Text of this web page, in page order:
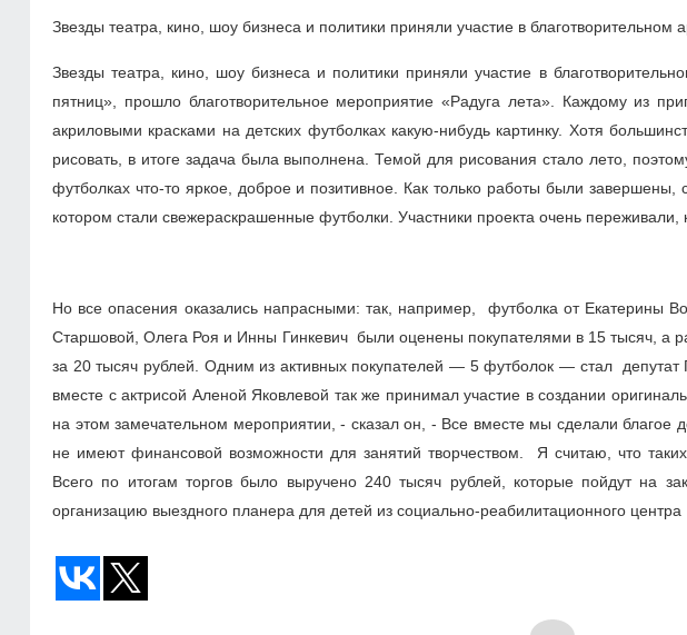
Звезды театра, кино, шоу бизнеса и политики приняли участие в благотворительном
Звезды театра, кино, шоу бизнеса и политики приняли участие в
пятниц», прошло благотворительное мероприятие «Радуга лета». Каждому из
акриловыми красками на детских футболках какую-нибудь картинку. Хотя
рисовать, в итоге задача была выполнена. Темой для рисования стало лето,
футболках что-то яркое, доброе и позитивное. Как только работы были завершены,
котором стали свежераскрашенные футболки. Участники проекта очень переживали,
Но все опасения оказались напрасными: так, например, футболка от Екатерины
Старшовой, Олега Роя и Инны Гинкевич были оценены покупателями в 15 тысяч, а
за 20 тысяч рублей. Одним из активных покупателей — 5 футболок — стал
вместе с актрисой Аленой Яковлевой так же принимал участие в создании
на этом замечательном мероприятии, - сказал он, - Все вместе мы сделали
не имеют финансовой возможности для занятий творчеством. Я считаю, что
Всего по итогам торгов было выручено 240 тысяч рублей, которые пойдут на
организацию выездного планера для детей из социально-реабилитационного